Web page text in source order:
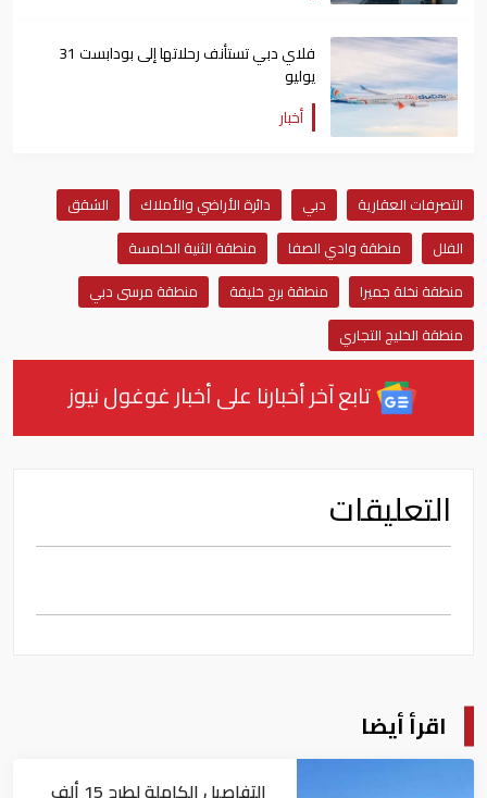
فلاي دبي تستأنف رحلاتها إلى بودابست 31
يوليو
أخبار
التصرفات العقارية دبي دائرة الأراضي والأملاك
الشقق
الفلل
منطقة وادي الصفا
منطقة الثنية الخامسة
منطقة نخلة جميرا
منطقة برج خليفة
منطقة مرسى دبي
منطقة الخليج التجاري
تابع آخر أخبارنا على أخبار غوغول نيوز
التعليقات
اقرأ أيضا
التفاصيل الكاملة لطرح 15 ألف